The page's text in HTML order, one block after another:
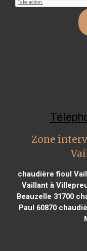
Zone
chaudière fioul
Vaillant à
Beauzelle 31700
Paul 60870